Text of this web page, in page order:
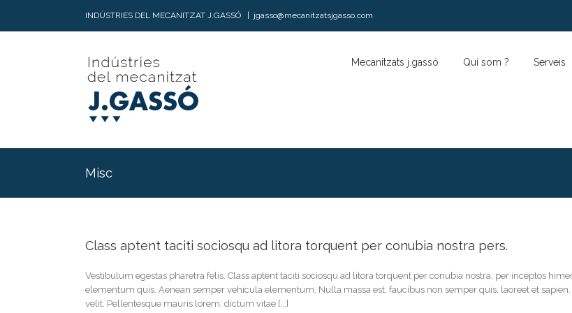
INDÚSTRIES DEL MECANITZAT J.GASSÓ jgasso@mecanitzatsjgasso.com
Mecanitzats j.gassó Qui som ? Serveis
Misc
Class aptent taciti sociosqu ad litora torquent per conubia nostra pers.
Vestibulum egestas pharetra felis. Class aptent taciti sociosqu ad litora torquent per conubia nostra, per inceptos
elementum quis. Aenean semper vehicula elementum. Nulla massa est, faucibus non semper quis, laoreet et
velit. Pellentesque mauris lorem, dictum vitae [...]